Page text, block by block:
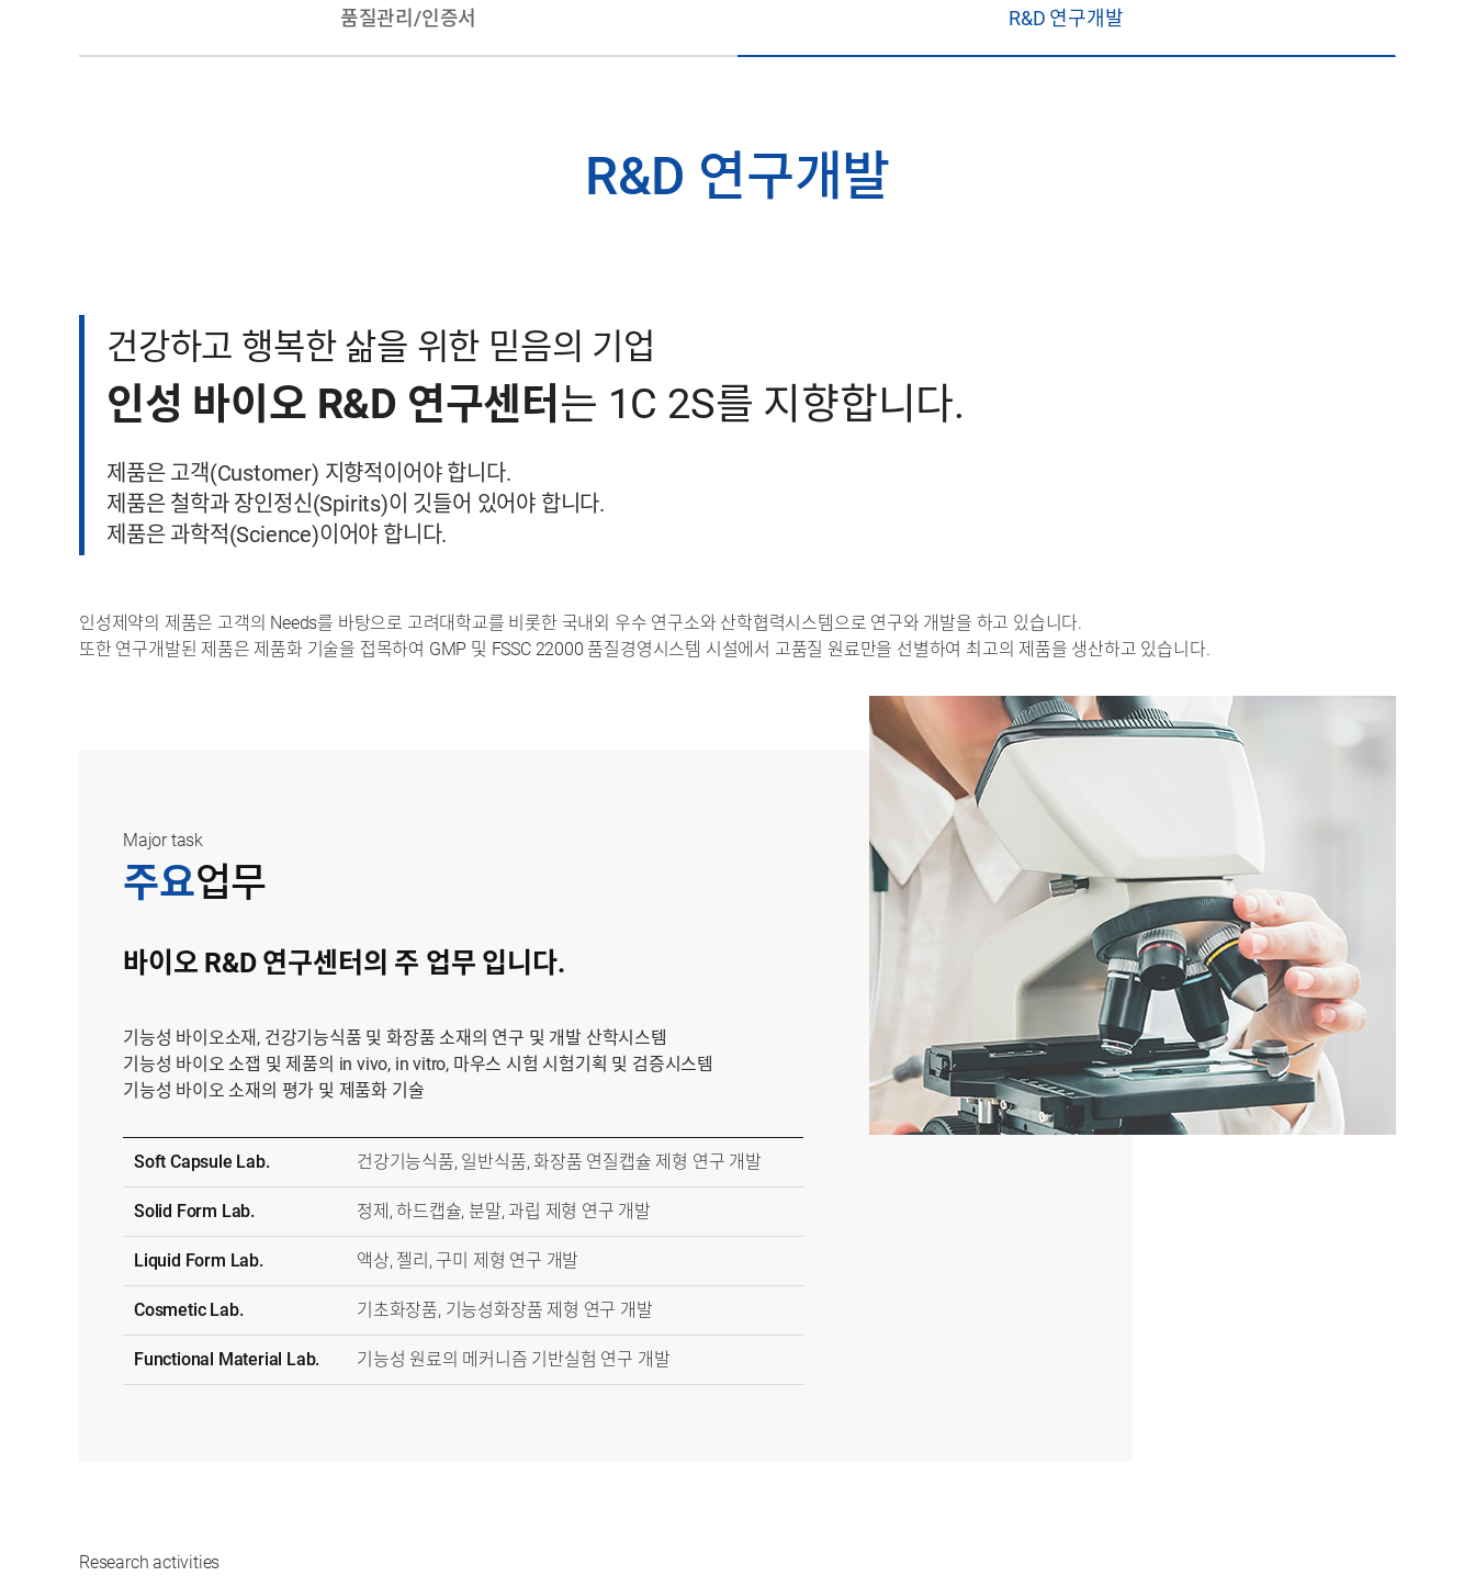
품질관리/인증서 R&D 연구개발
R&D 연구개발
건강하고 행복한 삶을 위한 믿음의 기업
인성 바이오 R&D 연구센터 는 1C 2S를 지향합니다.
제품은 고객(Customer) 지향적이어야 합니다.
제품은 철학과 장인정신(Spirits)이 깃들어 있어야 합니다.
제품은 과학적(Science)이어야 합니다.
인성제약의 제품은 고객의 Needs를 바탕으로 고려대학교를 비롯한 국내외 우수 연구소와 산학협력시스템으로 연구와 개발을 하고 있습니다.
또한 연구개발된 제품은 제품화 기술을 접목하여 GMP 및 FSSC 22000 품질경영시스템 시설에서 고품질 원료만을 선별하여 최고의 제품을 생산하고 있습니다.
Major task
주요업무
바이오 R&D 연구센터의 주 업무 입니다.
기능성 바이오소재, 건강기능식품 및 화장품 소재의 연구 및 개발 산학시스템
기능성 바이오 소잽 및 제품의 in vivo, in vitro, 마우스 시험 시험기획 및 검증시스템
기능성 바이오 소재의 평가 및 제품화 기술
Soft Capsule Lab. 건강기능식품, 일반식품, 화장품 연질캡슐 제형 연구 개발
Solid Form Lab. 정제, 하드캡슐, 분말, 과립 제형 연구 개발
Liquid Form Lab. 액상, 젤리, 구미 제형 연구 개발
Cosmetic Lab. 기초화장품, 기능성화장품 제형 연구 개발
Functional Material Lab. 기능성 원료의 메커니즘 기반실험 연구 개발
Research activities